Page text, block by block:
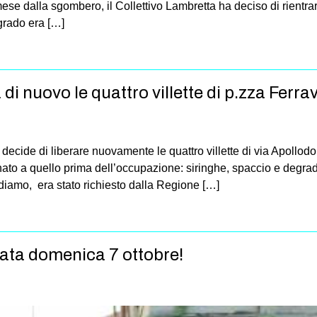
dalla sgombero, il Collettivo Lambretta ha deciso di
era […]
nuovo le quattro villette di p.zza
di liberare nuovamente le quattro villette di via
a quello prima dell’occupazione: siringhe, spaccio e
era stato richiesto dalla Regione […]
domenica 7 ottobre!